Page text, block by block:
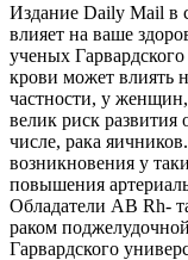
Издание Daily Mail в
влияет на ваше
ученых
крови может влиять
частности, у
велик риск развития
числе, рака
возникновения у
повышения
Обладатели AB Rh-
раком
Гарвардского